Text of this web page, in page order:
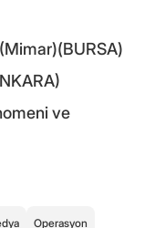
ve
Operasyon